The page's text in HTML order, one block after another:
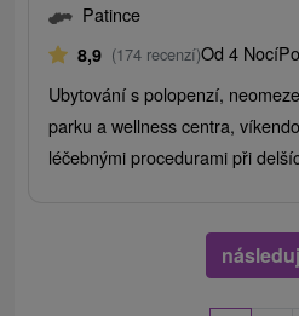
Patince
8,9 (174 recenzí)Od 4 Nocí
Ubytování s polopenzí,
parku a wellness centra,
léčebnými procedurami při